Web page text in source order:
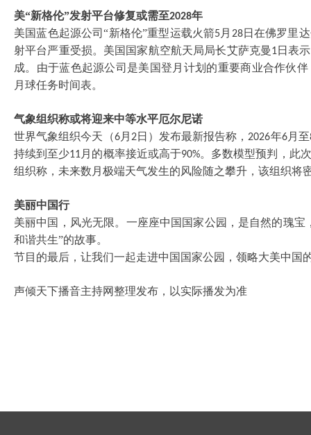
美“新格伦”发射平台修复或需至2028年
美国蓝色起源公司“新格伦”重型运载火箭5月 28日在佛罗里
射平台严重受损。美国国家航空航天局局长艾萨克曼1日表
成。由于蓝色起源公司是美国登月计划的重要商业合作伙
月球任务时间表。
气象组织称或将迎来中等水平厄尔尼诺
世界气象组织今天（6月 2日）发布最新报告称， 2026年6月至
持续到至少11月的概率接近或高于90%。多数模型预判，此
组织称，未来数月极端天气发生的风险随之攀升，该组织将
美丽中国行
美丽中国，风光无限。一座座中国国家公园，是自然的瑰
和谐共生”的故事。
节目的最后，让我们一起走进中国国家公园，领略大美中国
声倾天下播音主持网整理发布，以实际播发为准